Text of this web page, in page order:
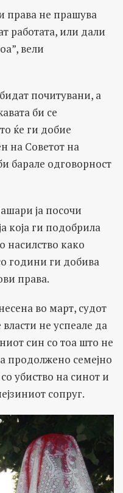
права не прашува
работата, или дали
вели
почитувани, а
би се
ќе ги добие
на Советот на
барале одговорност
ја посочи
која ги подобрила
насилство како
години ги добива
права.
во март, судот
не успеале да
син со тоа што не
продолжено семејно
убиство на синот и
сопруг.